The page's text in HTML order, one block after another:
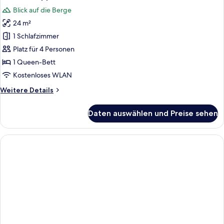
für
Familiendoppelzimmer
anzeigen
Blick auf die Berge
24 m²
1 Schlafzimmer
Platz für 4 Personen
1 Queen-Bett
Kostenloses WLAN
Weitere Details
Weitere
Daten auswählen und Preise sehen